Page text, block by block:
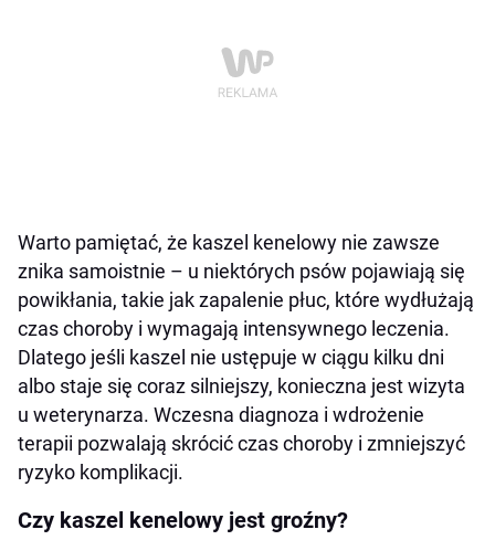
Warto pamiętać, że kaszel kenelowy nie zawsze
znika samoistnie – u niektórych psów pojawiają się
powikłania, takie jak zapalenie płuc, które wydłużają
czas choroby i wymagają intensywnego leczenia.
Dlatego jeśli kaszel nie ustępuje w ciągu kilku dni
albo staje się coraz silniejszy, konieczna jest wizyta
u weterynarza. Wczesna diagnoza i wdrożenie
terapii pozwalają skrócić czas choroby i zmniejszyć
ryzyko komplikacji.
Czy kaszel kenelowy jest groźny?